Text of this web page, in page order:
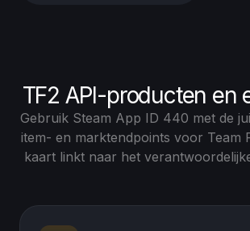
TF2 API-producten en
Gebruik Steam App ID 440 met de
item- en marktendpoints voor Team
kaart linkt naar het